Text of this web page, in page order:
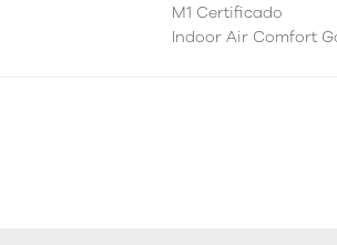
M1 Certificado
Indoor Air Comfort